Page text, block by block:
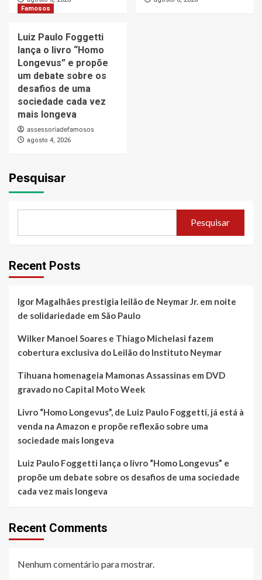
Famosos
Luiz Paulo Foggetti
lança o livro “Homo
Longevus” e propõe
um debate sobre os
desafios de uma
sociedade cada vez
mais longeva
assessoriadefamosos
agosto 4, 2026
Pesquisar
Pesquisar
Recent Posts
Igor Magalhães prestigia leilão de Neymar Jr. em noite
de solidariedade em São Paulo
Wilker Manoel Soares e Thiago Michelasi fazem
cobertura exclusiva do Leilão do Instituto Neymar
Tihuana homenageia Mamonas Assassinas em DVD
gravado no Capital Moto Week
Livro “Homo Longevus”, de Luiz Paulo Foggetti, já está à
venda na Amazon e propõe reflexão sobre uma
sociedade mais longeva
Luiz Paulo Foggetti lança o livro “Homo Longevus” e
propõe um debate sobre os desafios de uma sociedade
cada vez mais longeva
Recent Comments
Nenhum comentário para mostrar.